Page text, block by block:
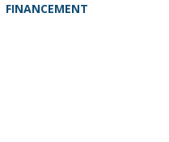
FINANCEMENT